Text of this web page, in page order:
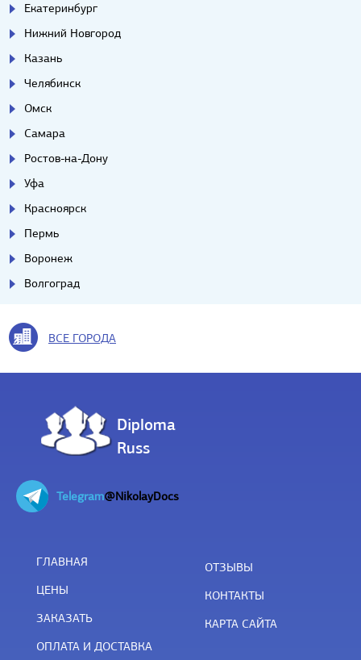
Екатеринбург
Нижний Новгород
Казань
Челябинск
Омск
Самара
Ростов-на-Дону
Уфа
Красноярск
Пермь
Воронеж
Волгоград
ВСЕ ГОРОДА
Diploma
Russ
Telegram@NikolayDocs
ГЛАВНАЯ
ЦЕНЫ
ЗАКАЗАТЬ
ОПЛАТА И ДОСТАВКА
ОТЗЫВЫ
КОНТАКТЫ
КАРТА САЙТА